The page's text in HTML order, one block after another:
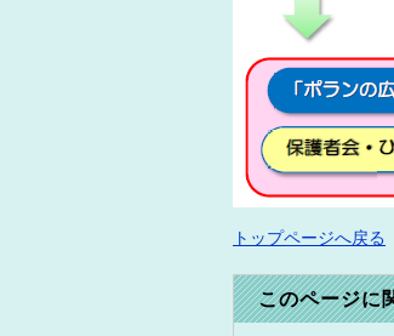
トップページへ戻る
このページに